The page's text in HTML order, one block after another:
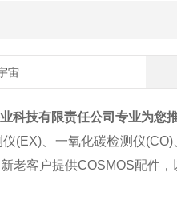
宙
科技有限责任公司专业为您
(EX)、一氧化碳检测仪(CO)
老客户提供COSMOS配件